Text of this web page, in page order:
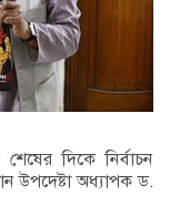
দিকে নির্বাচন
উপদেষ্টা অধ্যাপক ড.